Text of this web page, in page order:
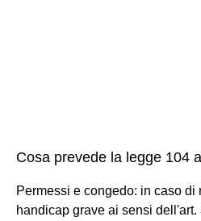
Cosa prevede la legge 104
Permessi e congedo: in caso di
handicap grave ai sensi